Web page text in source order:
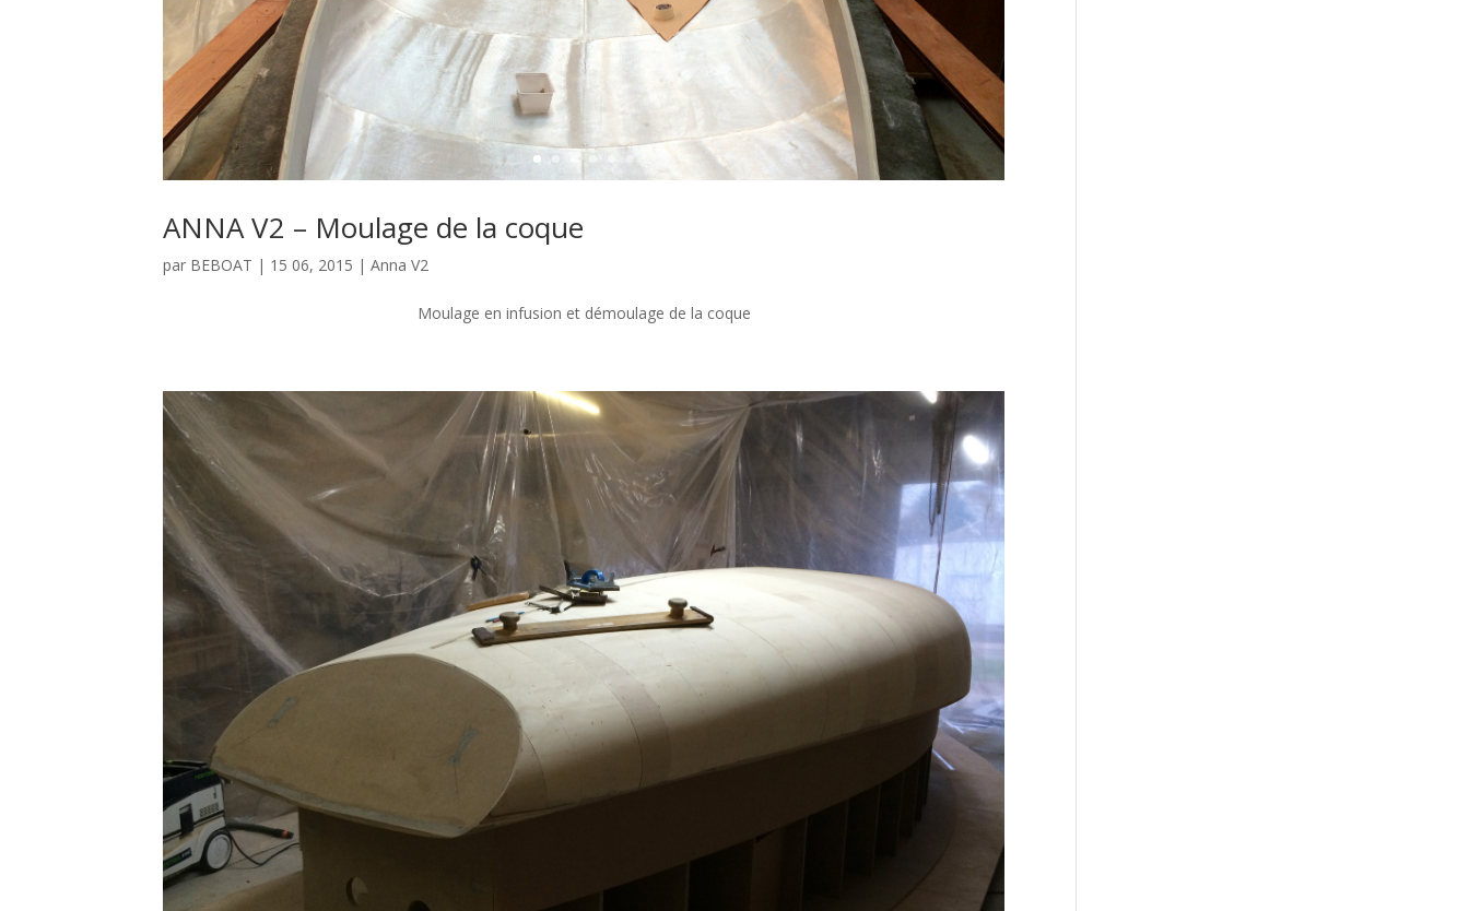
ANNA V2 – Moulage de la coque
par BEBOAT | 15 06, 2015 |Anna V2
Moulage en infusion et démoulage de la coque